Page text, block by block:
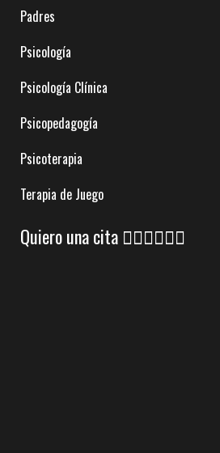
Padres
Psicología
Psicología Clínica
Psicopedagogía
Psicoterapia
Terapia de Juego
Quiero una cita 👇🏼👇🏼👇🏼